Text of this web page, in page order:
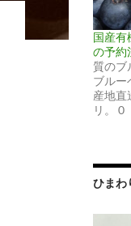
国産有
の予約
質のブ
ブルー
産地直
リ。 0
ひまわ